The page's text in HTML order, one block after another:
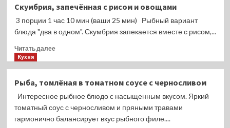
из
свёклы
с
консервами
Скумбрия, запечённая с рисом и овощами
3 порции 1 час 10 мин (ваши 25 мин) Рыбный вариант
блюда "два в одном". Скумбрия запекается вместе с рисом,...
Читать далееПрочитать
запечённая
с
рисом
и
Кухня
Рыба, томлёная в томатном соусе с черносливом
Интересное рыбное блюдо с насыщенным вкусом. Яркий
томатный соус с черносливом и пряными травами
гармонично балансирует вкус рыбного филе....